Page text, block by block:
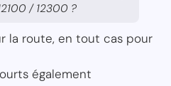
/ 12300 ?
la route, en tout cas pour
également